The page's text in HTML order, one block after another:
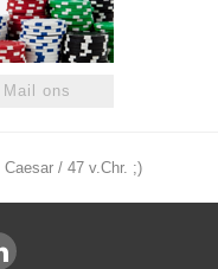
ons
/ 47 v.Chr. ;)